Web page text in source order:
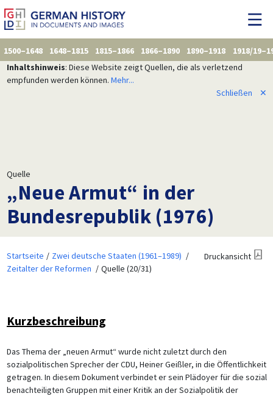
1500–1648 1648–1815 1815–1866 1866–1890 1890–1918
1918/
Inhaltshinweis: Diese Website zeigt Quellen, die als verletzend
empfunden werden können. Mehr...
Schließen
✕
Quelle
„Neue Armut“ in der
Bundesrepublik (1976)
Startseite
Zwei deutsche Staaten (1961–1989)
Zeitalter der Reformen
Quelle (20/31)
Druckansicht
Kurzbeschreibung
Das Thema der „neuen Armut“ wurde nicht zuletzt durch den
sozialpolitischen Sprecher der CDU, Heiner Geißler, in die Öffentlichkeit
getragen. In diesem Dokument verbindet er sein Plädoyer für die sozial
benachteiligten Gruppen mit einer Kritik an der Sozialpolitik der